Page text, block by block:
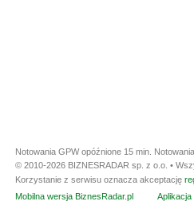
Notowania GPW opóźnione 15 min.
© 2010-2026 BIZNESRADAR sp. z o.o. •
Korzystanie z serwisu oznacza akceptację
Mobilna wersja BiznesRadar.pl
Aplikacja